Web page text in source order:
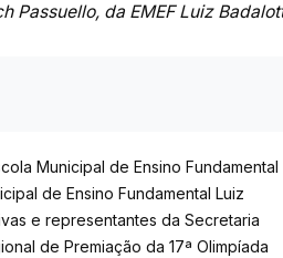
Passuello, da EMEF Luiz
Municipal de Ensino Fundamental
de Ensino Fundamental Luiz
e representantes da Secretaria
de Premiação da 17ª Olimpíada